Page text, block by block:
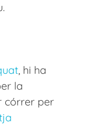
, hi ha
la
córrer per